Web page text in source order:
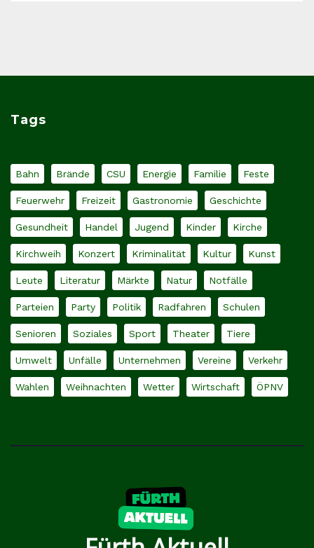
Tags
Bahn Brände CSU Energie Familie Feste
Feuerwehr Freizeit Gastronomie Geschichte
Gesundheit Handel Jugend Kinder Kirche
Kirchweih Konzert Kriminalität Kultur Kunst
Leute Literatur Märkte Natur Notfälle
Parteien Party Politik Radfahren Schulen
Senioren Soziales Sport Theater Tiere
Umwelt Unfälle Unternehmen Vereine Verkehr
Wahlen Weihnachten Wetter Wirtschaft ÖPNV